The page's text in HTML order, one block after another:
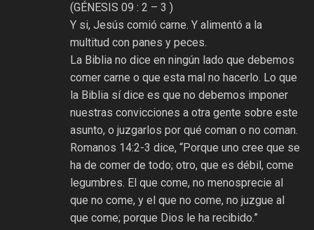
(GÉNESIS 09 : 2 – 3 )
Y si, Jesús comió carne. Y alimentó a la
multitud con panes y peces.
La Biblia no dice en ningún lado que debemos
comer carne o que esta mal no hacerlo. Lo que
la Biblia sí dice es que no debemos imponer
nuestras convicciones a otra gente sobre este
asunto, o juzgarlos por qué coman o no coman.
Romanos 14:2-3 dice, “Porque uno cree que se
ha de comer de todo; otro, que es débil, come
legumbres. El que come, no menosprecie al
que no come, y el que no come, no juzgue al
que come; porque Dios le ha recibido.”